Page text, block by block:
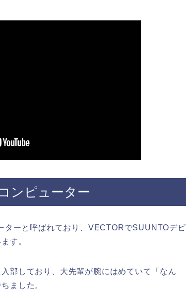
ンピューター
ターと呼ばれており、VECTORでSUUNTOデビ
す。
部しており、大先輩が腕にはめていて「なん
ました。